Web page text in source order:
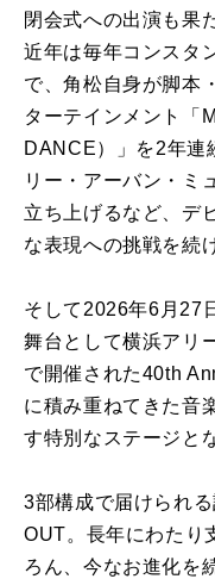
閉会式への出演も果
近年は毎年コンスタ
で、角松自身が脚本
ターテインメント「
DANCE）」を2年連
リー・アーバン・ミ
立ち上げるなど、デ
な表現への挑戦を続
そして2026年6月27
舞台として横浜アリ
で開催された40th
に積み重ねてきた音
す特別なステージと
3部構成で届けられ
OUT。長年にわたり
ろん、今なお進化を